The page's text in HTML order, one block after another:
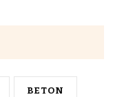
BETON